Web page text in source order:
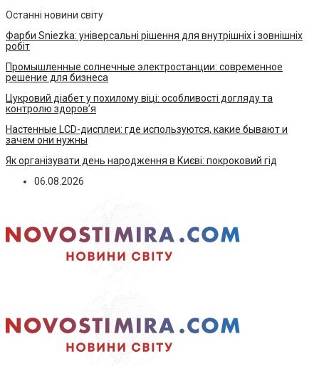
Останні новини світу
Фарби Sniezka: універсальні рішення для внутрішніх і зовнішніх
робіт
Промышленные солнечные электростанции: современное
решение для бизнеса
Цукровий діабет у похилому віці: особливості догляду та
контролю здоров’я
Настенные LCD-дисплеи: где используются, какие бывают и
зачем они нужны
Як організувати день народження в Києві: покроковий гід
06.08.2026